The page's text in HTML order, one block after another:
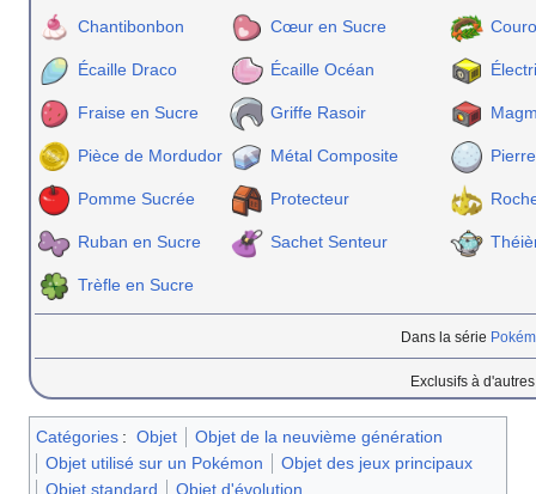
Chantibonbon Cœur en Sucre
Écaille Draco Écaille Océan
Fraise en Sucre Griffe Rasoir
Pièce de Mordudor Métal Composite
Pomme Sucrée Protecteur
Ruban en Sucre Sachet Senteur
Trèfle en Sucre
Dans la série
Exclusifs à
Catégories : Objet
Objet de la neuvième génération
Objet utilisé sur un Pokémon
Objet des jeux principaux
Objet standard
Objet d'évolution